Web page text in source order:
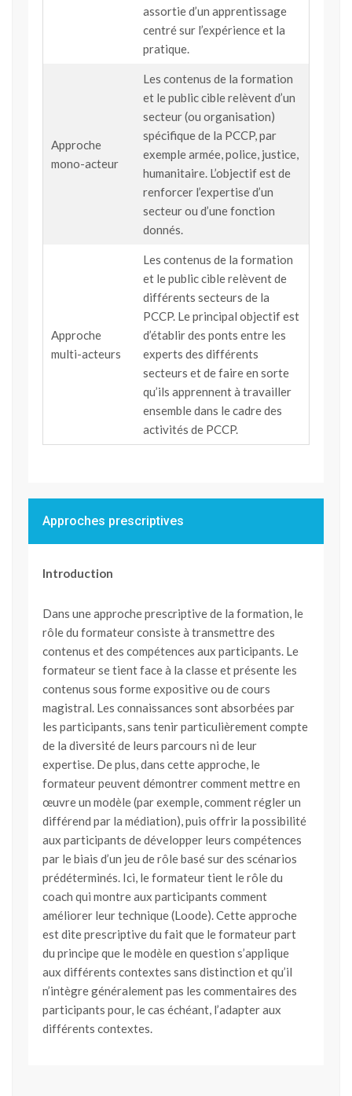
assortie d’un apprentissage
centré sur l’expérience et la
pratique.
Approche
mono-acteur
Les contenus de la formation
et le public cible relèvent d’un
secteur (ou organisation)
spécifique de la PCCP, par
exemple armée, police, justice,
humanitaire. L’objectif est de
renforcer l’expertise d’un
secteur ou d’une fonction
donnés.
Approche
multi-acteurs
Les contenus de la formation
et le public cible relèvent de
différents secteurs de la
PCCP. Le principal objectif est
d’établir des ponts entre les
experts des différents
secteurs et de faire en sorte
qu’ils apprennent à travailler
ensemble dans le cadre des
activités de PCCP.
Approches prescriptives
Introduction
Dans une approche prescriptive de la formation, le
rôle du formateur consiste à transmettre des
contenus et des compétences aux participants. Le
formateur se tient face à la classe et présente les
contenus sous forme expositive ou de cours
magistral. Les connaissances sont absorbées par
les participants, sans tenir particulièrement compte
de la diversité de leurs parcours ni de leur
expertise. De plus, dans cette approche, le
formateur peuvent démontrer comment mettre en
œuvre un modèle (par exemple, comment régler un
différend par la médiation), puis offrir la possibilité
aux participants de développer leurs compétences
par le biais d’un jeu de rôle basé sur des scénarios
prédéterminés. Ici, le formateur tient le rôle du
coach qui montre aux participants comment
améliorer leur technique (Loode). Cette approche
est dite prescriptive du fait que le formateur part
du principe que le modèle en question s’applique
aux différents contextes sans distinction et qu’il
n’intègre généralement pas les commentaires des
participants pour, le cas échéant, l’adapter aux
différents contextes.